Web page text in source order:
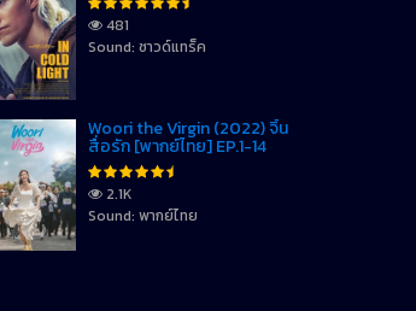
481
Sound: ซาวด์แทร็ค
Woori the Virgin (2022) จิ้น
สื่อรัก [พากย์ไทย] EP.1-14
2.1K
Sound: พากย์ไทย